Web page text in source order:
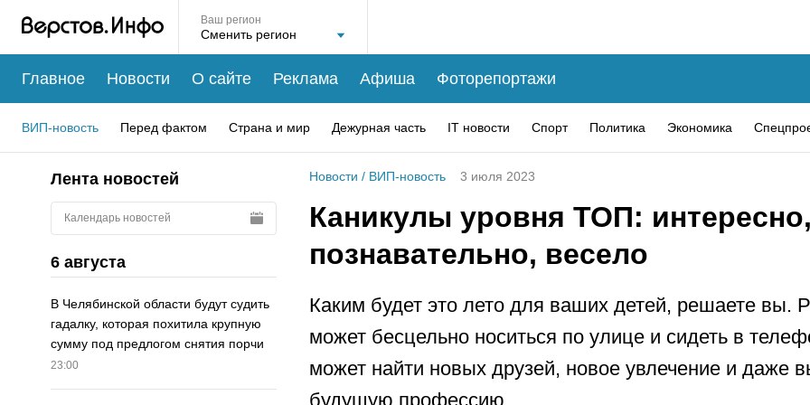
Ваш регион
Главное Новости О сайте Реклама Афиша Фоторепортажи
ВИП-новость Перед фактом Страна и мир Дежурная часть IT новости Спорт Политика Экономика
Лента новостей
Календарь новостей
6 августа
В Челябинской области будут судить
гадалку, которая похитила крупную
сумму под предлогом снятия порчи
23:00
Новости / ВИП-новость 3 июля 2023
Каникулы уровня ТОП:
познавательно, весело
Каким будет это лето для ваших детей, решаете вы.
может бесцельно носиться по улице и сидеть в
может найти новых друзей, новое увлечение и даже
будущую профессию.